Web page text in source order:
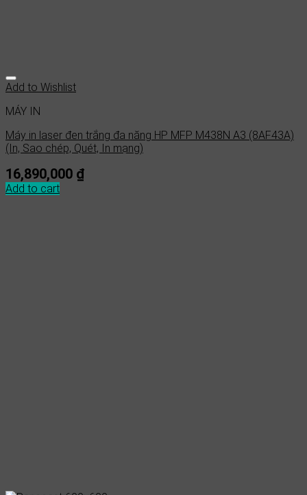
Add to Wishlist
MÁY IN
Máy in laser đen trắng đa năng HP MFP M438N A3 (8AF43A)
(In, Sao chép, Quét, In mạng)
16,890,000 ₫
Add to cart